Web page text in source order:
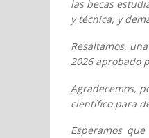
las becas
y técnica, y
Resaltamos,
2026 aprobado
Agradecemos,
científico para
Esperamos